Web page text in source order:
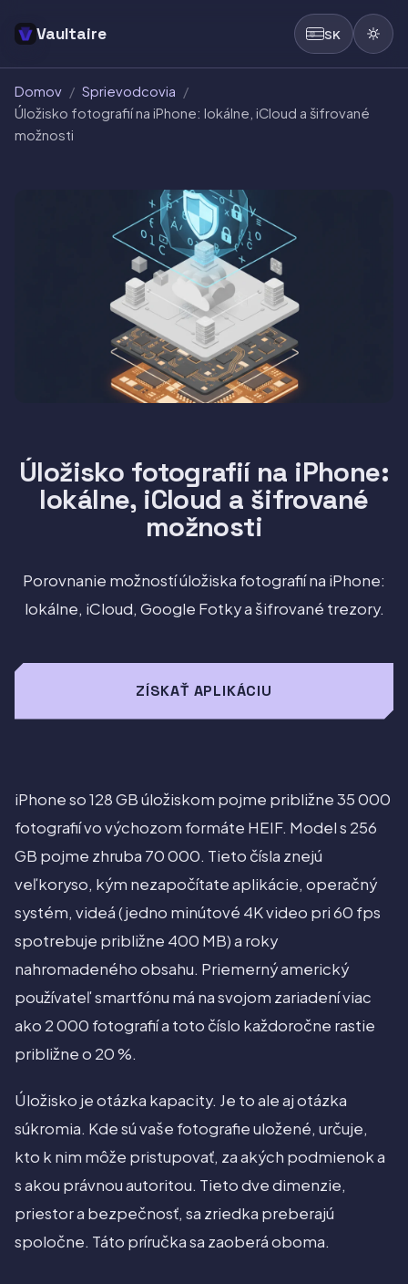
Vaultaire SK
Domov / Sprievodcovia /
Úložisko fotografií na iPhone: lokálne, iCloud a šifrované
možnosti
Úložisko fotografií na iPhone:
lokálne, iCloud a šifrované
možnosti
Porovnanie možností úložiska fotografií na iPhone:
lokálne, iCloud, Google Fotky a šifrované trezory.
ZÍSKAŤ APLIKÁCIU
iPhone so 128 GB úložiskom pojme približne 35 000
fotografií vo výchozom formáte HEIF. Model s 256
GB pojme zhruba 70 000. Tieto čísla znejú
veľkoryso, kým nezapočítate aplikácie, operačný
systém, videá (jedno minútové 4K video pri 60 fps
spotrebuje približne 400 MB) a roky
nahromadeného obsahu. Priemerný americký
používateľ smartfónu má na svojom zariadení viac
ako 2 000 fotografií a toto číslo každoročne rastie
približne o 20 %.
Úložisko je otázka kapacity. Je to ale aj otázka
súkromia. Kde sú vaše fotografie uložené, určuje,
kto k nim môže pristupovať, za akých podmienok a
s akou právnou autoritou. Tieto dve dimenzie,
priestor a bezpečnosť, sa zriedka preberajú
spoločne. Táto príručka sa zaoberá oboma.